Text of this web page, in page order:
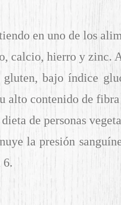
en uno de los
calcio, hierro y zinc.
bajo índice
alto contenido de
de personas
la presión
6.